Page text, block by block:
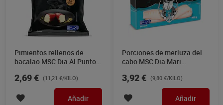
Pimientos rellenos de
bacalao MSC Dia Al Punto
2,69 € (11,21 €/KILO)
Añadir
Porciones de merluza del
cabo MSC Dia Mari
3,92 € (9,80 €/KILO)
Añadir